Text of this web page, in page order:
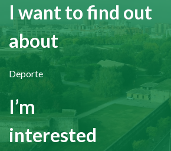
I want to find out
about
Deporte
I’m
interested